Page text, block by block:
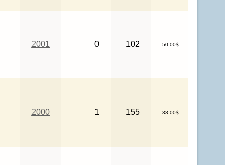
2001 0 102 50.00$
2000 1 155 38.00$